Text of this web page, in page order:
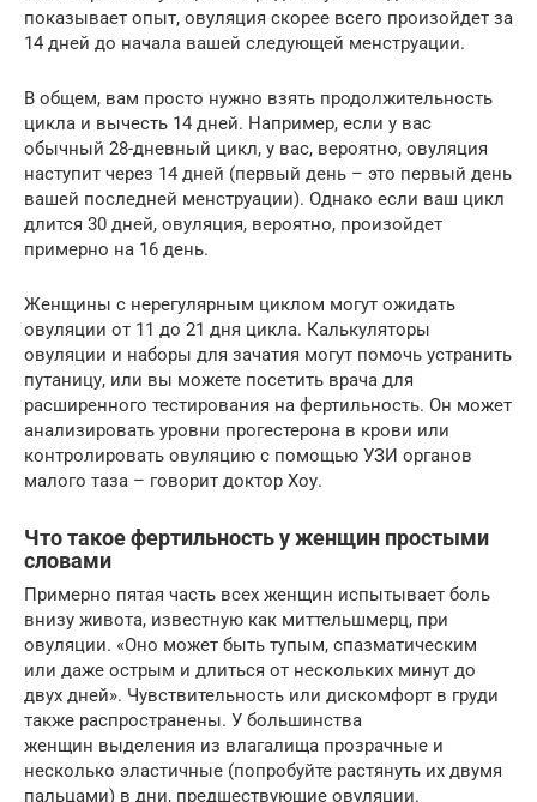
показывает опыт, овуляция скорее всего произойдет за
14 дней до начала вашей следующей менструации.
В общем, вам просто нужно взять продолжительность
цикла и вычесть 14 дней. Например, если у вас
обычный 28-дневный цикл, у вас, вероятно, овуляция
наступит через 14 дней (первый день – это первый день
вашей последней менструации). Однако если ваш цикл
длится 30 дней, овуляция, вероятно, произойдет
примерно на 16 день.
Женщины с нерегулярным циклом могут ожидать
овуляции от 11 до 21 дня цикла. Калькуляторы
овуляции и наборы для зачатия могут помочь устранить
путаницу, или вы можете посетить врача для
расширенного тестирования на фертильность. Он может
анализировать уровни прогестерона в крови или
контролировать овуляцию с помощью УЗИ органов
малого таза – говорит доктор Хоу.
Что такое фертильность у женщин простыми
словами
Примерно пятая часть всех женщин испытывает боль
внизу живота, известную как миттельшмерц, при
овуляции. «Оно может быть тупым, спазматическим
или даже острым и длиться от нескольких минут до
двух дней». Чувствительность или дискомфорт в груди
также распространены. У большинства
женщин выделения из влагалища прозрачные и
несколько эластичные (попробуйте растянуть их двумя
пальцами) в дни, предшествующие овуляции.